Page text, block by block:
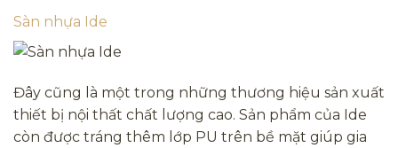
Sàn nhựa Ide
Đây cũng là một trong những thương hiệu sản xuất
thiết bị nội thất chất lượng cao. Sản phẩm của Ide
còn được tráng thêm lớp PU trên bề mặt giúp gia